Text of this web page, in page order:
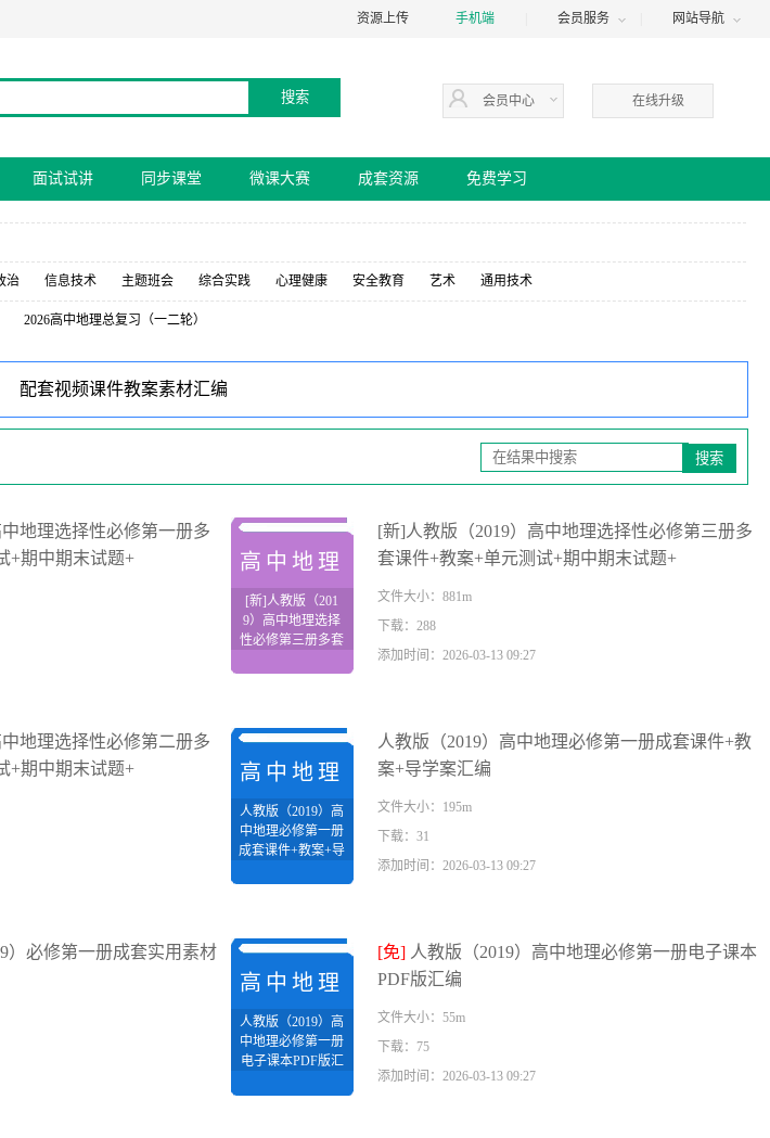
资源上传 手机端 会员服务 网站导航
会员中心 在线升级
面试试讲 同步课堂 微课大赛 成套资源 免费学习
治 信息技术 主题班会 综合实践 心理健康 安全教育 艺术 通用技术
2026高中地理总复习（一二轮）
配套视频课件教案素材汇编
地理选择性必修第一册多
+期中期末试题+
高中地理
[新]人教版（201
9）高中地理选择
性必修第三册多套
[新]人教版（2019）高中地理选择性必修第三册多
套课件+教案+单元测试+期中期末试题+
文件大小：881m
下载：288
添加时间：2026-03-13 09:27
地理选择性必修第二册多
+期中期末试题+
高中地理
人教版（2019）高
中地理必修第一册
成套课件+教案+导
人教版（2019）高中地理必修第一册成套课件+教
案+导学案汇编
文件大小：195m
下载：31
添加时间：2026-03-13 09:27
）必修第一册成套实用素材
高中地理
人教版（2019）高
中地理必修第一册
电子课本PDF版汇
[免] 人教版（2019）高中地理必修第一册电子课本
PDF版汇编
文件大小：55m
下载：75
添加时间：2026-03-13 09:27